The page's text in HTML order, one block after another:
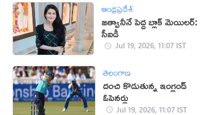
ఆంధ్రప్రదేశ్
జత్వానీనే పెద్ద బ్లాక్ మెయిలర్:
సీఐడీ
Jul 19, 2026, 11:07 IST
తెలంగాణ
దంచి కొడుతున్న ఇంగ్లండ్
ఓపెనర్లు
Jul 19, 2026, 11:07 IST